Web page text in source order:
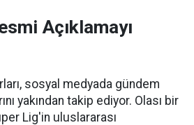
Açıklamayı
sosyal medyada gündem
yakından takip ediyor. Olası bir
Lig'in uluslararası